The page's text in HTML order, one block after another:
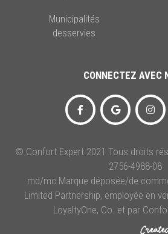
Je ne sais pas,
directement
Municipalités
desservies
CONNECTEZ AVEC
© Confort Expert 2021 Tous droits
2756-4988-08
md/mc Marque déposée/de
Limited Partnership, employée en
LoyaltyOne, Co. et par